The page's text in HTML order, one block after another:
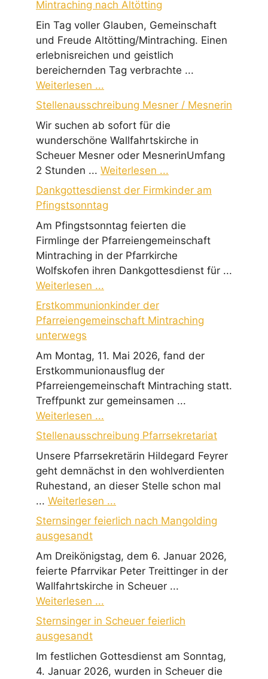
Mintraching nach Altötting
Ein Tag voller Glauben, Gemeinschaft
und Freude Altötting/Mintraching. Einen
erlebnisreichen und geistlich
bereichernden Tag verbrachte ...
Weiterlesen ...
Stellenausschreibung Mesner / Mesnerin
Wir suchen ab sofort für die
wunderschöne Wallfahrtskirche in
Scheuer Mesner oder MesnerinUmfang
2 Stunden ... Weiterlesen ...
Dankgottesdienst der Firmkinder am
Pfingstsonntag
Am Pfingstsonntag feierten die
Firmlinge der Pfarreiengemeinschaft
Mintraching in der Pfarrkirche
Wolfskofen ihren Dankgottesdienst für ...
Weiterlesen ...
Erstkommunionkinder der
Pfarreiengemeinschaft Mintraching
unterwegs
Am Montag, 11. Mai 2026, fand der
Erstkommunionausflug der
Pfarreiengemeinschaft Mintraching statt.
Treffpunkt zur gemeinsamen ...
Weiterlesen ...
Stellenausschreibung Pfarrsekretariat
Unsere Pfarrsekretärin Hildegard Feyrer
geht demnächst in den wohlverdienten
Ruhestand, an dieser Stelle schon mal
... Weiterlesen ...
Sternsinger feierlich nach Mangolding
ausgesandt
Am Dreikönigstag, dem 6. Januar 2026,
feierte Pfarrvikar Peter Treittinger in der
Wallfahrtskirche in Scheuer ...
Weiterlesen ...
Sternsinger in Scheuer feierlich
ausgesandt
Im festlichen Gottesdienst am Sonntag,
4. Januar 2026, wurden in Scheuer die